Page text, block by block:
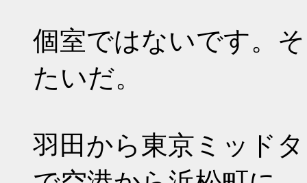
個室ではないです。
たいだ。
羽田から東京ミッド